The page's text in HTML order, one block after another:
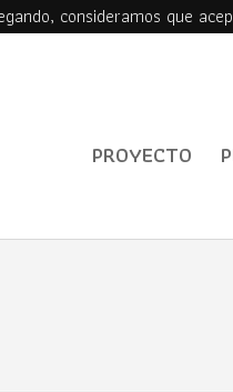
consideramos que
PROYECTO